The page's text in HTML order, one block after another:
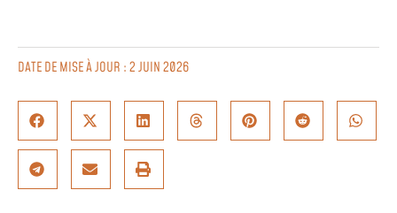
DATE DE MISE À JOUR : 2 JUIN 2026